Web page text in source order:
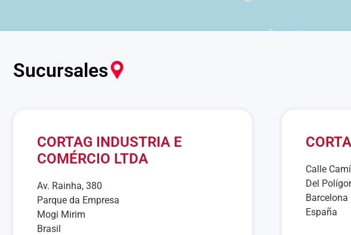
Sucursales
CORTAG INDUSTRIA E
COMÉRCIO LTDA
Av. Rainha, 380
Parque da Empresa
Mogi Mirim
Brasil
Calle
Del
Barcelona
España